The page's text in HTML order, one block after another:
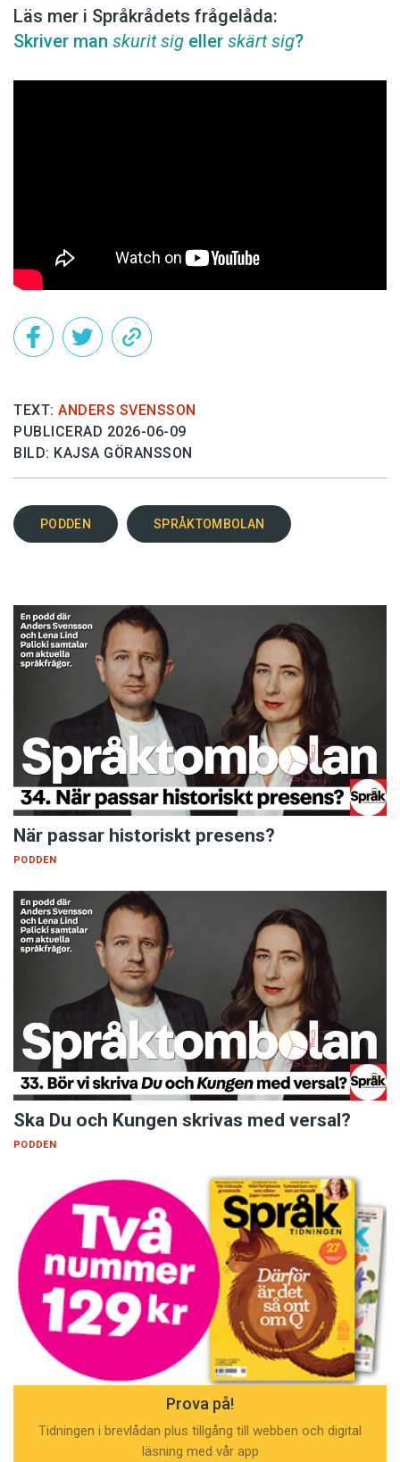
Läs mer i Språkrådets frågelåda:
Skriver man skurit sig eller skärt sig?
TEXT: ANDERS SVENSSON
PUBLICERAD 2026-06-09
BILD: KAJSA GÖRANSSON
PODDEN SPRÅKTOMBOLAN
När passar historiskt presens?
PODDEN
Ska Du och Kungen skrivas med versal?
PODDEN
Prova på!
Tidningen i brevlådan plus tillgång till webben och digital
läsning med vår app